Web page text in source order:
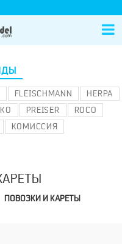
FLEISCHMANN
HERPA
PREISER
ROCO
КОМИССИЯ
ПОВОЗКИ И КАРЕТЫ